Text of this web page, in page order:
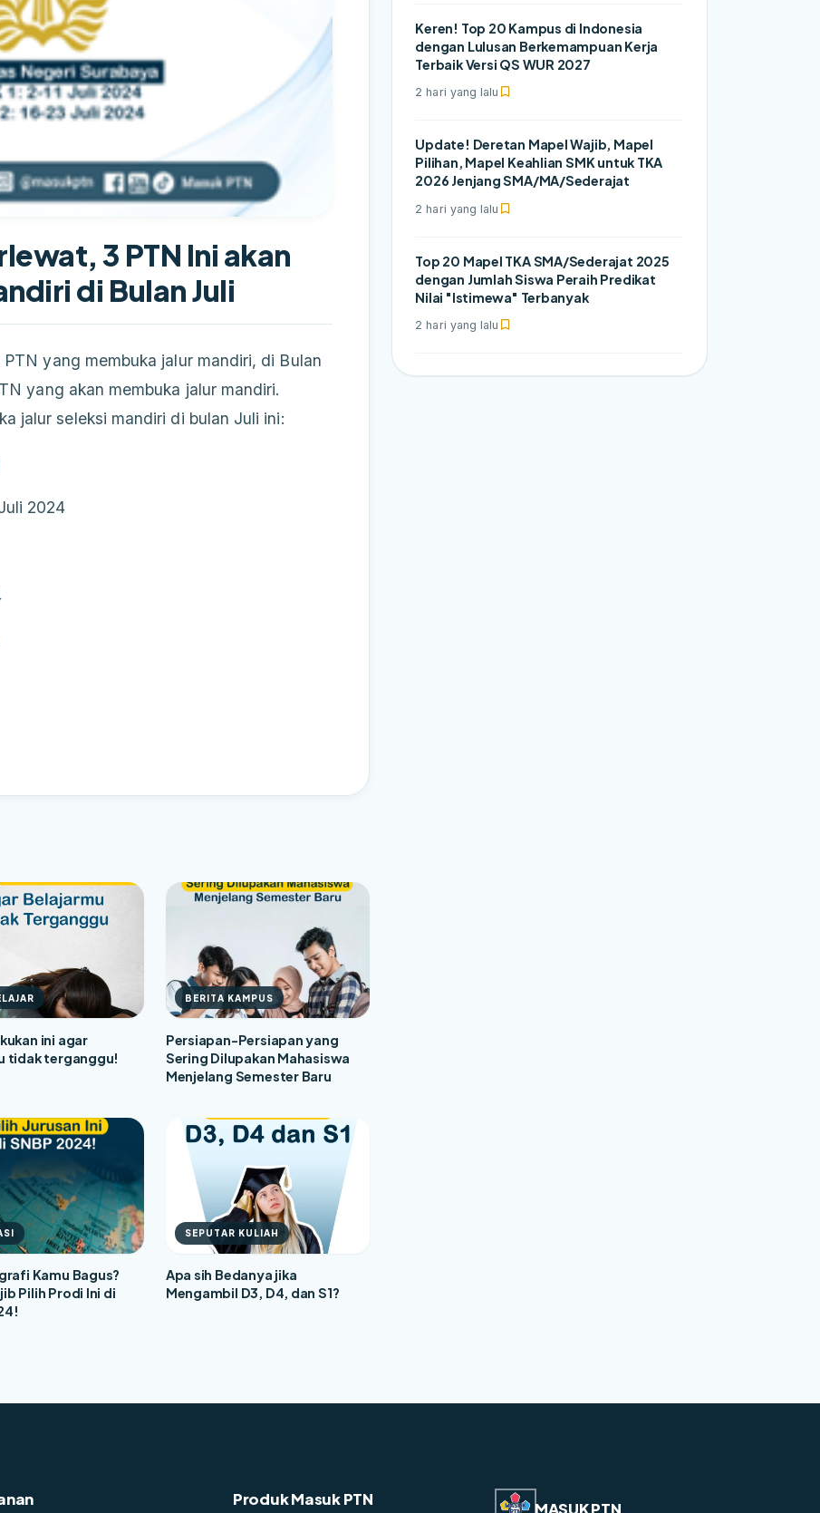
3 PTN Ini akan
di Bulan Juli
yang membuka jalur mandiri, di Bulan
yang akan membuka jalur mandiri.
jalur seleksi mandiri di bulan Juli ini:
2024
ini agar
tidak terganggu!
BERITA KAMPUS
Persiapan-Persiapan yang
Sering Dilupakan Mahasiswa
Menjelang Semester Baru
Kamu Bagus?
Pilih Prodi Ini di
SEPUTAR KULIAH
Apa sih Bedanya jika
Mengambil D3, D4, dan S1?
Keren! Top 20 Kampus di Indonesia
dengan Lulusan Berkemampuan Kerja
Terbaik Versi QS WUR 2027
2 hari yang lalu
Update! Deretan Mapel Wajib, Mapel
Pilihan, Mapel Keahlian SMK untuk TKA
2026 Jenjang SMA/MA/Sederajat
2 hari yang lalu
Top 20 Mapel TKA SMA/Sederajat 2025
dengan Jumlah Siswa Peraih Predikat
Nilai "Istimewa" Terbanyak
2 hari yang lalu
Produk Masuk PTN
MASUK PTN